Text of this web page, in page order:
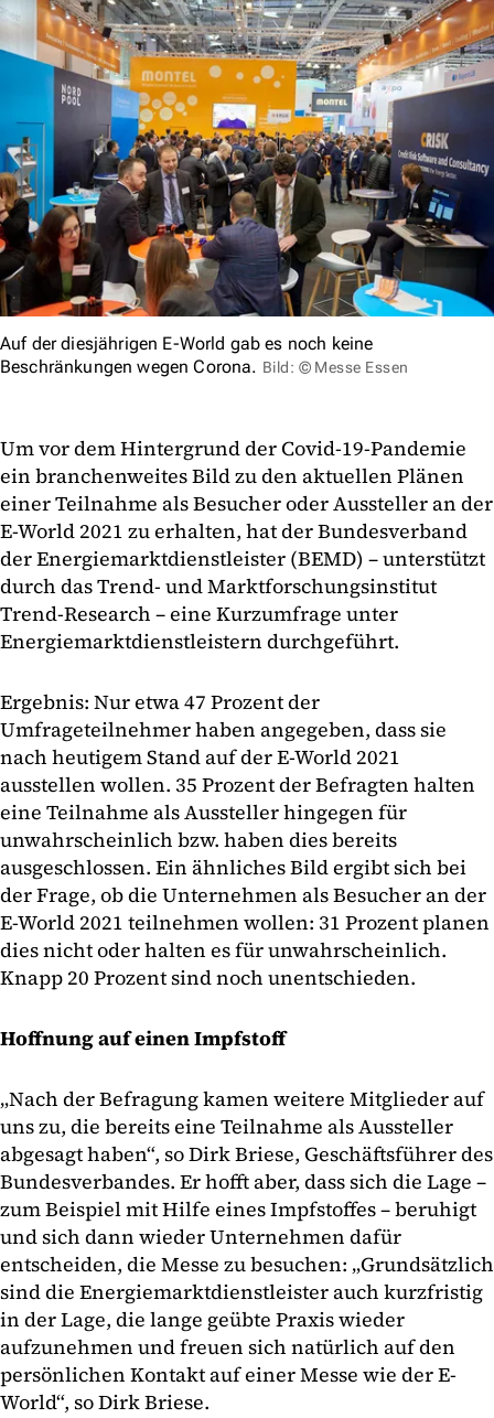
Auf der diesjährigen E-World gab es noch keine
Beschränkungen wegen Corona. Bild: © Messe Essen
Um vor dem Hintergrund der Covid-19-Pandemie
ein branchenweites Bild zu den aktuellen Plänen
einer Teilnahme als Besucher oder Aussteller an der
E-World 2021 zu erhalten, hat der Bundesverband
der Energiemarktdienstleister (BEMD) – unterstützt
durch das Trend- und Marktforschungsinstitut
Trend-Research – eine Kurzumfrage unter
Energiemarktdienstleistern durchgeführt.
Ergebnis: Nur etwa 47 Prozent der
Umfrageteilnehmer haben angegeben, dass sie
nach heutigem Stand auf der E-World 2021
ausstellen wollen. 35 Prozent der Befragten halten
eine Teilnahme als Aussteller hingegen für
unwahrscheinlich bzw. haben dies bereits
ausgeschlossen. Ein ähnliches Bild ergibt sich bei
der Frage, ob die Unternehmen als Besucher an der
E-World 2021 teilnehmen wollen: 31 Prozent planen
dies nicht oder halten es für unwahrscheinlich.
Knapp 20 Prozent sind noch unentschieden.
Hoffnung auf einen Impfstoff
„Nach der Befragung kamen weitere Mitglieder auf
uns zu, die bereits eine Teilnahme als Aussteller
abgesagt haben“, so Dirk Briese, Geschäftsführer des
Bundesverbandes. Er hofft aber, dass sich die Lage –
zum Beispiel mit Hilfe eines Impfstoffes – beruhigt
und sich dann wieder Unternehmen dafür
entscheiden, die Messe zu besuchen: „Grundsätzlich
sind die Energiemarktdienstleister auch kurzfristig
in der Lage, die lange geübte Praxis wieder
aufzunehmen und freuen sich natürlich auf den
persönlichen Kontakt auf einer Messe wie der E-
World“, so Dirk Briese.